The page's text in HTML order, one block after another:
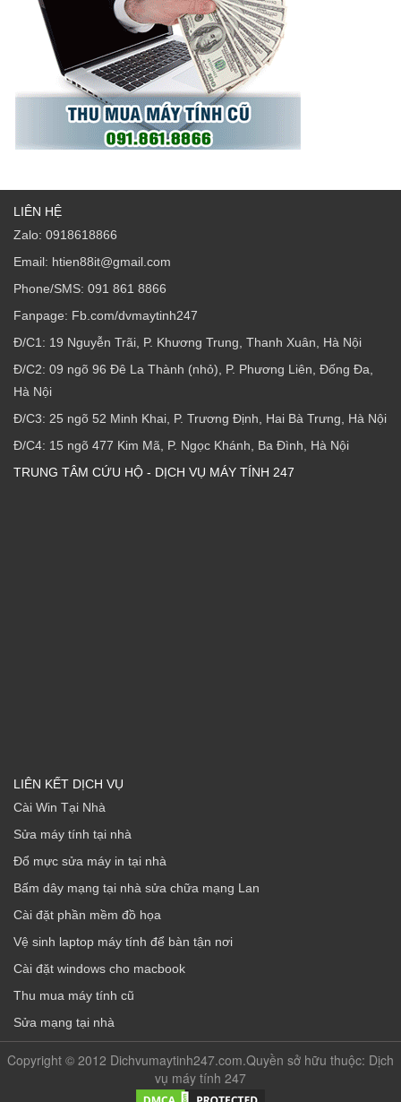
LIÊN HỆ
Zalo: 0918618866
Email: htien88it@gmail.com
Phone/SMS: 091 861 8866
Fanpage: Fb.com/dvmaytinh247
Đ/C1: 19 Nguyễn Trãi, P. Khương Trung, Thanh Xuân, Hà Nội
Đ/C2: 09 ngõ 96 Đê La Thành (nhỏ), P. Phương Liên, Đống Đa,
Hà Nội
Đ/C3: 25 ngõ 52 Minh Khai, P. Trương Định, Hai Bà Trưng, Hà Nội
Đ/C4: 15 ngõ 477 Kim Mã, P. Ngọc Khánh, Ba Đình, Hà Nội
TRUNG TÂM CỨU HỘ - DỊCH VỤ MÁY TÍNH 247
LIÊN KẾT DỊCH VỤ
Cài Win Tại Nhà
Sửa máy tính tại nhà
Đổ mực sửa máy in tại nhà
Bấm dây mạng tại nhà sửa chữa mạng Lan
Cài đặt phần mềm đồ họa
Vệ sinh laptop máy tính để bàn tận nơi
Cài đặt windows cho macbook
Thu mua máy tính cũ
Sửa mạng tại nhà
Copyright © 2012 Dichvumaytinh247.com.Quyền sở hữu thuộc: Dịch
vụ máy tính 247